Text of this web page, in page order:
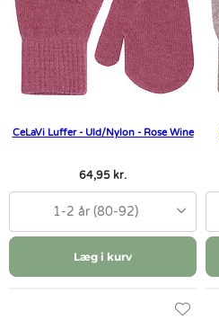
CeLaVi Luffer - Uld/Nylon - Rose Wine
64,95 kr.
1-2 år (80-92)
Læg i kurv